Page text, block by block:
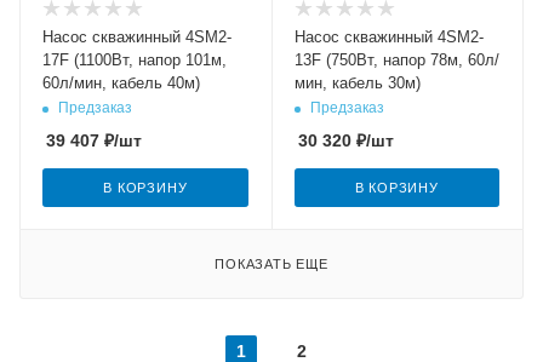
Насос скважинный 4SM2-
17F (1100Вт, напор 101м,
60л/мин, кабель 40м)
Предзаказ
39 407 ₽/шт
В КОРЗИНУ
Насос скважинный 4SM2-
13F (750Вт, напор 78м, 60л/
мин, кабель 30м)
Предзаказ
30 320₽/шт
В КОРЗИНУ
ПОКАЗАТЬ ЕЩЕ
1 2